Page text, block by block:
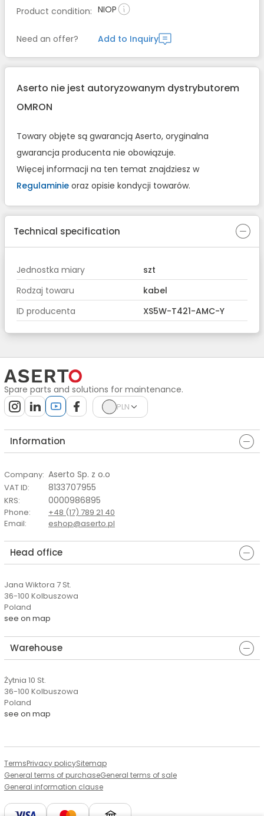
Product condition: NIOP
Need an offer? Add to Inquiry
Aserto nie jest autoryzowanym dystrybutorem
OMRON
Towary objęte są gwarancją Aserto, oryginalna
gwarancja producenta nie obowiązuje.
Więcej informacji na ten temat znajdziesz w
Regulaminie oraz opisie kondycji towarów.
Technical specification
Jednostka miary
szt
Rodzaj towaru
kabel
ID producenta
XS5W-T421-AMC-Y
Spare parts and solutions for maintenance.
PLN
Information
Company: Aserto Sp. z o.o
VAT ID: 8133707955
KRS: 0000986895
Phone:
+48 (17) 789 21 40
Email: eshop@aserto.pl
Head office
Jana Wiktora 7 St.
36-100 Kolbuszowa
Poland
see on map
Warehouse
Żytnia 10 St.
36-100 Kolbuszowa
Poland
see on map
TermsPrivacy policySitemap
General terms of purchaseGeneral terms of sale
General information clause